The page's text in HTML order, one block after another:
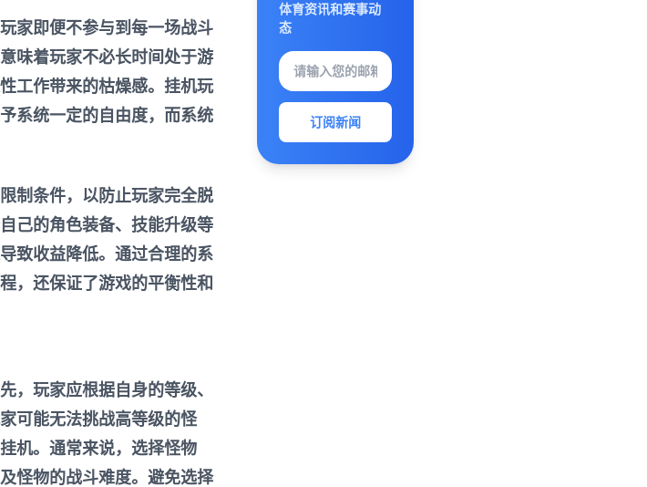
家即便不参与到每一场战斗
味着玩家不必长时间处于游
工作带来的枯燥感。挂机玩
系统一定的自由度，而系统
制条件，以防止玩家完全脱
己的角色装备、技能升级等
致收益降低。通过合理的系
，还保证了游戏的平衡性和
，玩家应根据自身的等级、
可能无法挑战高等级的怪
机。通常来说，选择怪物
怪物的战斗难度。避免选择
体育资讯和赛事动
态
订阅新闻